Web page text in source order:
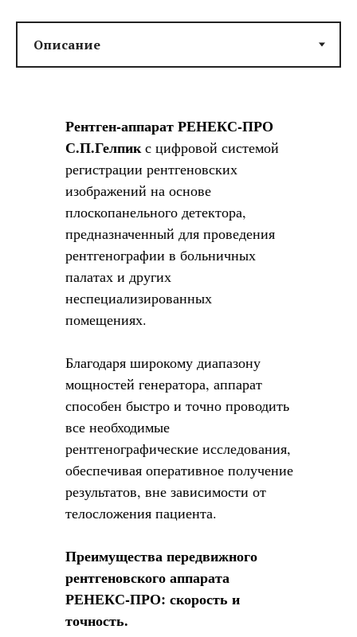
Рентген-аппарат РЕНЕКС-ПРО
С.П.Гелпикс цифровой системой
регистрации рентгеновских
изображений на основе
плоскопанельного детектора,
предназначенный для проведения
рентгенографии в больничных
палатах и других
неспециализированных
помещениях.
Благодаря широкому диапазону
мощностей генератора, аппарат
способен быстро и точно проводить
все необходимые
рентгенографические исследования,
обеспечивая оперативное получение
результатов, вне зависимости от
телосложения пациента.
Преимущества передвижного
рентгеновского аппарата
РЕНЕКС-ПРО: скорость и
точность.